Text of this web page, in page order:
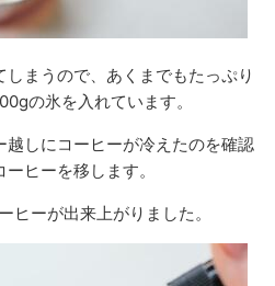
まうので、あくまでもたっぷり
の氷を入れています。
しにコーヒーが冷えたのを確認
ヒーを移します。
ヒーが出来上がりました。